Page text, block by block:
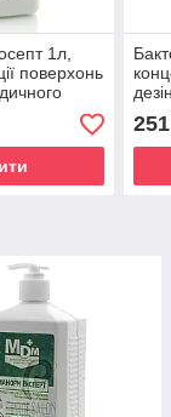
1л,
поверхонь
251